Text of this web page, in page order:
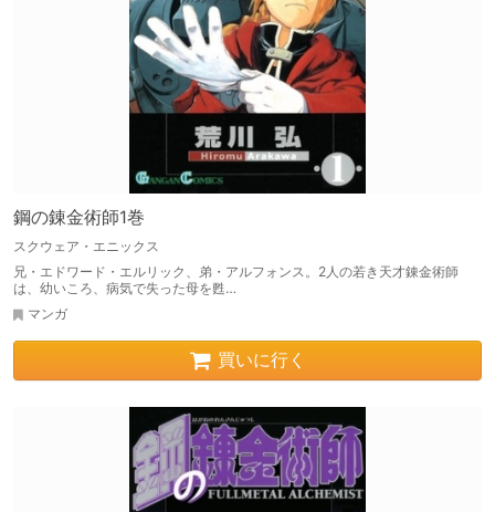
鋼の錬金術師1巻
スクウェア・エニックス
兄・エドワード・エルリック、弟・アルフォンス。2人の若き天才錬金術師
は、幼いころ、病気で失った母を甦…
マンガ
買いに行く